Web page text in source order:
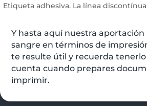
Etiqueta adhesiva. La línea
Y hasta aquí nuestra aportación
sangre en términos de
te resulte útil y recuerda
cuenta cuando prepares
imprimir.